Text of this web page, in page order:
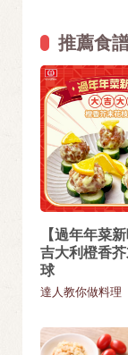
推薦食
【過年年菜
吉大利橙香
球
達人教你做料理